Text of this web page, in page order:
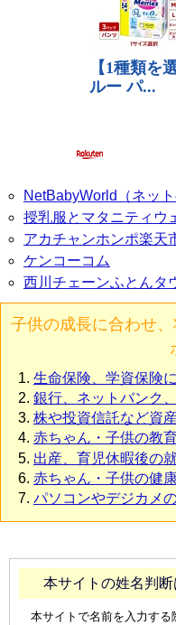
NetBabyWorld（ネット
授乳服とマタニティウ
アカチャンホンポ楽天
ケンコーコム
西川チェーンふとんタ
子供の成長に合わせ
生命保険、学資保険
銀行、ネットバンク
株や投資信託など資
赤ちゃん・子供の教
出産、育児休暇後の
赤ちゃん・子供の健
パソコンやデジカメ
本サイトの姓名判
本サイトで名前を入力す